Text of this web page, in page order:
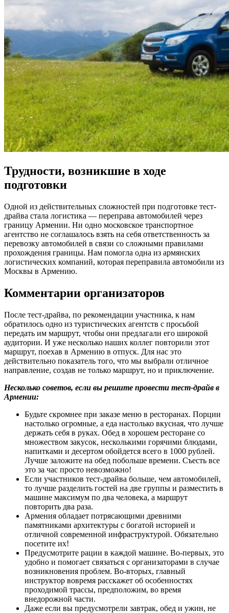
Трудности, возникшие в ходе
подготовки
Одной из действительных сложностей при подготовке тест-
драйва стала логистика — переправа автомобилей через
границу Армении. Ни одно московское транспортное
агентство не соглашалось взять на себя ответственность за
перевозку автомобилей в связи со сложными правилами
прохождения границы. Нам помогла одна из армянских
логистических компаний, которая переправила автомобили из
Москвы в Армению.
Комментарии организаторов
После тест-драйва, по рекомендации участника, к нам
обратилось одно из туристических агентств с просьбой
передать им маршрут, чтобы они предлагали его широкой
аудитории. И уже несколько наших коллег повторили этот
маршрут, поехав в Армению в отпуск. Для нас это
действительно показатель того, что мы выбрали отличное
направление, создав не только маршрут, но и приключение.
Несколько советов, если вы решите провести тест-драйв в
Армении:
Будьте скромнее при заказе меню в ресторанах. Порции
настолько огромные, а еда настолько вкусная, что лучше
держать себя в руках. Обед в хорошем ресторане со
множеством закусок, несколькими горячими блюдами,
напитками и десертом обойдется всего в 1000 рублей.
Лучше заложите на обед побольше времени. Съесть все
это за чаc просто невозможно!
Если участников тест-драйва больше, чем автомобилей,
то лучше разделить гостей на две группы и разместить в
машине максимум по два человека, а маршрут
повторить два раза.
Армения обладает потрясающими древними
памятниками архитектуры с богатой историей и
отличной современной инфраструктурой. Обязательно
посетите их!
Предусмотрите рации в каждой машине. Во-первых, это
удобно и помогает связаться с организаторами в случае
возникновения проблем. Во-вторых, главный
инструктор вовремя расскажет об особенностях
проходимой трассы, предположим, во время
внедорожной части.
Даже если вы предусмотрели завтрак, обед и ужин, не